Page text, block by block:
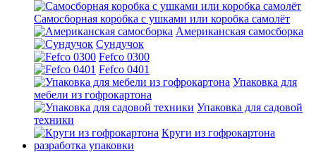
Самосборная коробка с ушками или коробка самолёт
Американская самосборка
Сундучок
Fefco 0300
Fefco 0401
Упаковка для
мебели из гофрокартона
Упаковка для садовой
техники
Круги из гофрокартона
разработка упаковки